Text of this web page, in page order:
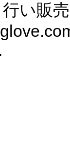
行い販